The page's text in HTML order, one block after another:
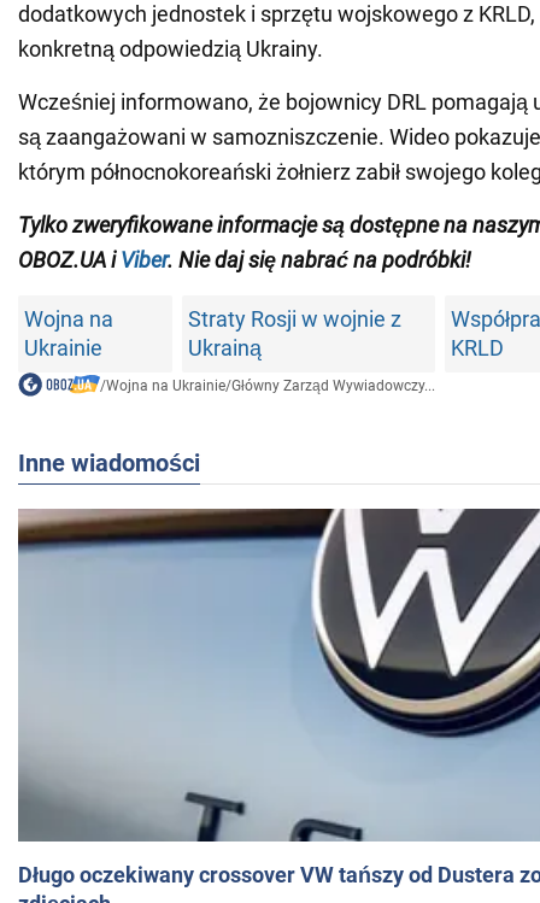
dodatkowych jednostek i sprzętu wojskowego z
konkretną odpowiedzią Ukrainy.
Wcześniej informowano, że bojownicy DRL pomagają
są zaangażowani w samozniszczenie. Wideo
którym północnokoreański żołnierz zabił swojego
Tylko zweryfikowane informacje są dostępne na
OBOZ.UA iViber. Nie daj się nabrać na podróbki!
Wojna na
Ukrainie
Straty Rosji w wojnie z
Ukrainą
KRLD
/Wojna na Ukrainie/Główny Zarząd Wywiadowczy...
Inne wiadomości
Długo oczekiwany crossover VW tańszy od Dustera